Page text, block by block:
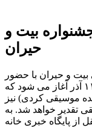
بیت و
حیران
و حیران با حضور
نمایندگانی از ۲۰ استان کشورمان در حالی ۱۱ آذر آغاز می شود که
موسیقی کردی) نیز
تقدیر خواهد شد. به